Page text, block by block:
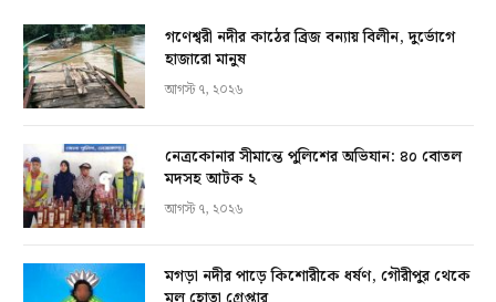
গণেশ্বরী নদীর কাঠের ব্রিজ বন্যায় বিলীন, দুর্ভোগে
হাজারো মানুষ
আগস্ট ৭, ২০২৬
নেত্রকোনার সীমান্তে পুলিশের অভিযান: ৪০ বোতল
মদসহ আটক ২
আগস্ট ৭, ২০২৬
মগড়া নদীর পাড়ে কিশোরীকে ধর্ষণ, গৌরীপুর থেকে